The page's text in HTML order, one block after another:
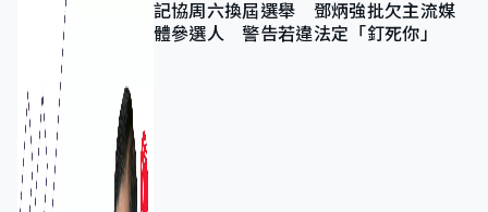
記協周六換屆選舉 鄧炳強批欠主流媒
體參選人 警告若違法定「釘死你」